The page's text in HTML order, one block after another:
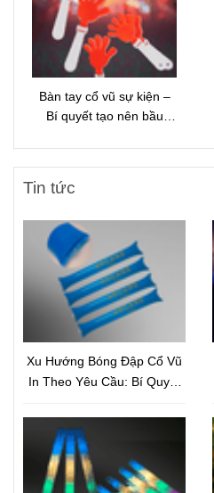
Bàn tay cổ vũ sự kiện –
Bí quyết tạo nên bầu
Tin tức
Xu Hướng Bóng Đập Cổ Vũ
In Theo Yêu Cầu: Bí Quyết